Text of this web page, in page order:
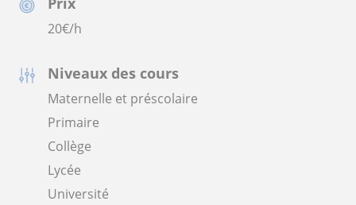
20€/h
Niveaux des cours
Maternelle et préscolaire
Primaire
Collège
Lycée
Université